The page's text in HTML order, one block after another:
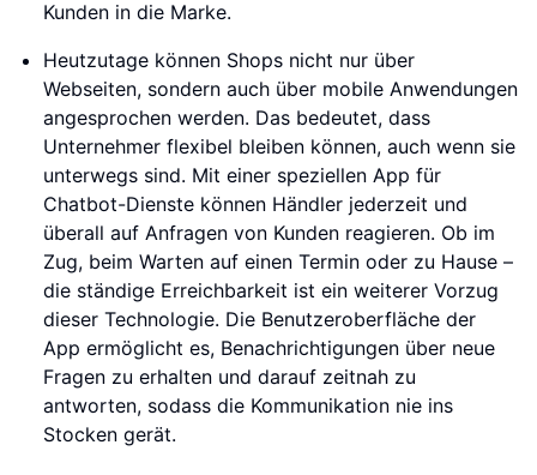
Kunden in die Marke.
Heutzutage können Shops nicht nur über
Webseiten, sondern auch über mobile Anwendungen
angesprochen werden. Das bedeutet, dass
Unternehmer flexibel bleiben können, auch wenn sie
unterwegs sind. Mit einer speziellen App für
Chatbot-Dienste können Händler jederzeit und
überall auf Anfragen von Kunden reagieren. Ob im
Zug, beim Warten auf einen Termin oder zu Hause –
die ständige Erreichbarkeit ist ein weiterer Vorzug
dieser Technologie. Die Benutzeroberfläche der
App ermöglicht es, Benachrichtigungen über neue
Fragen zu erhalten und darauf zeitnah zu
antworten, sodass die Kommunikation nie ins
Stocken gerät.